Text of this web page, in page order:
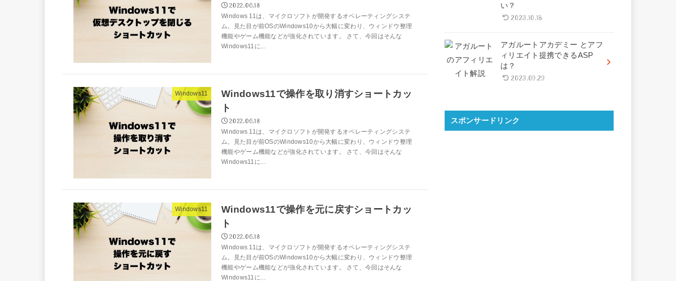
2022.06.18
Windows 11は、マイクロソフトが開発するオペレーティングシステ
ム。見た目が前OSのWindows10から大幅に変わり、ウィンドウ整理
機能やゲーム機能などが強化されています。 さて、今回はそんな
Windows11に...
Windows11
Windows11で操作を取り消すショートカッ
ト
2022.06.18
Windows 11は、マイクロソフトが開発するオペレーティングシステ
ム。見た目が前OSのWindows10から大幅に変わり、ウィンドウ整理
機能やゲーム機能などが強化されています。 さて、今回はそんな
Windows11に...
Windows11
Windows11で操作を元に戻すショートカッ
ト
2022.06.18
Windows 11は、マイクロソフトが開発するオペレーティングシステ
ム。見た目が前OSのWindows10から大幅に変わり、ウィンドウ整理
機能やゲーム機能などが強化されています。 さて、今回はそんな
Windows11に...
い？
2023.10.18
アガルートアカデミー とアフ
ィリエイト提携できるASP
は？
2023.09.29
スポンサードリンク